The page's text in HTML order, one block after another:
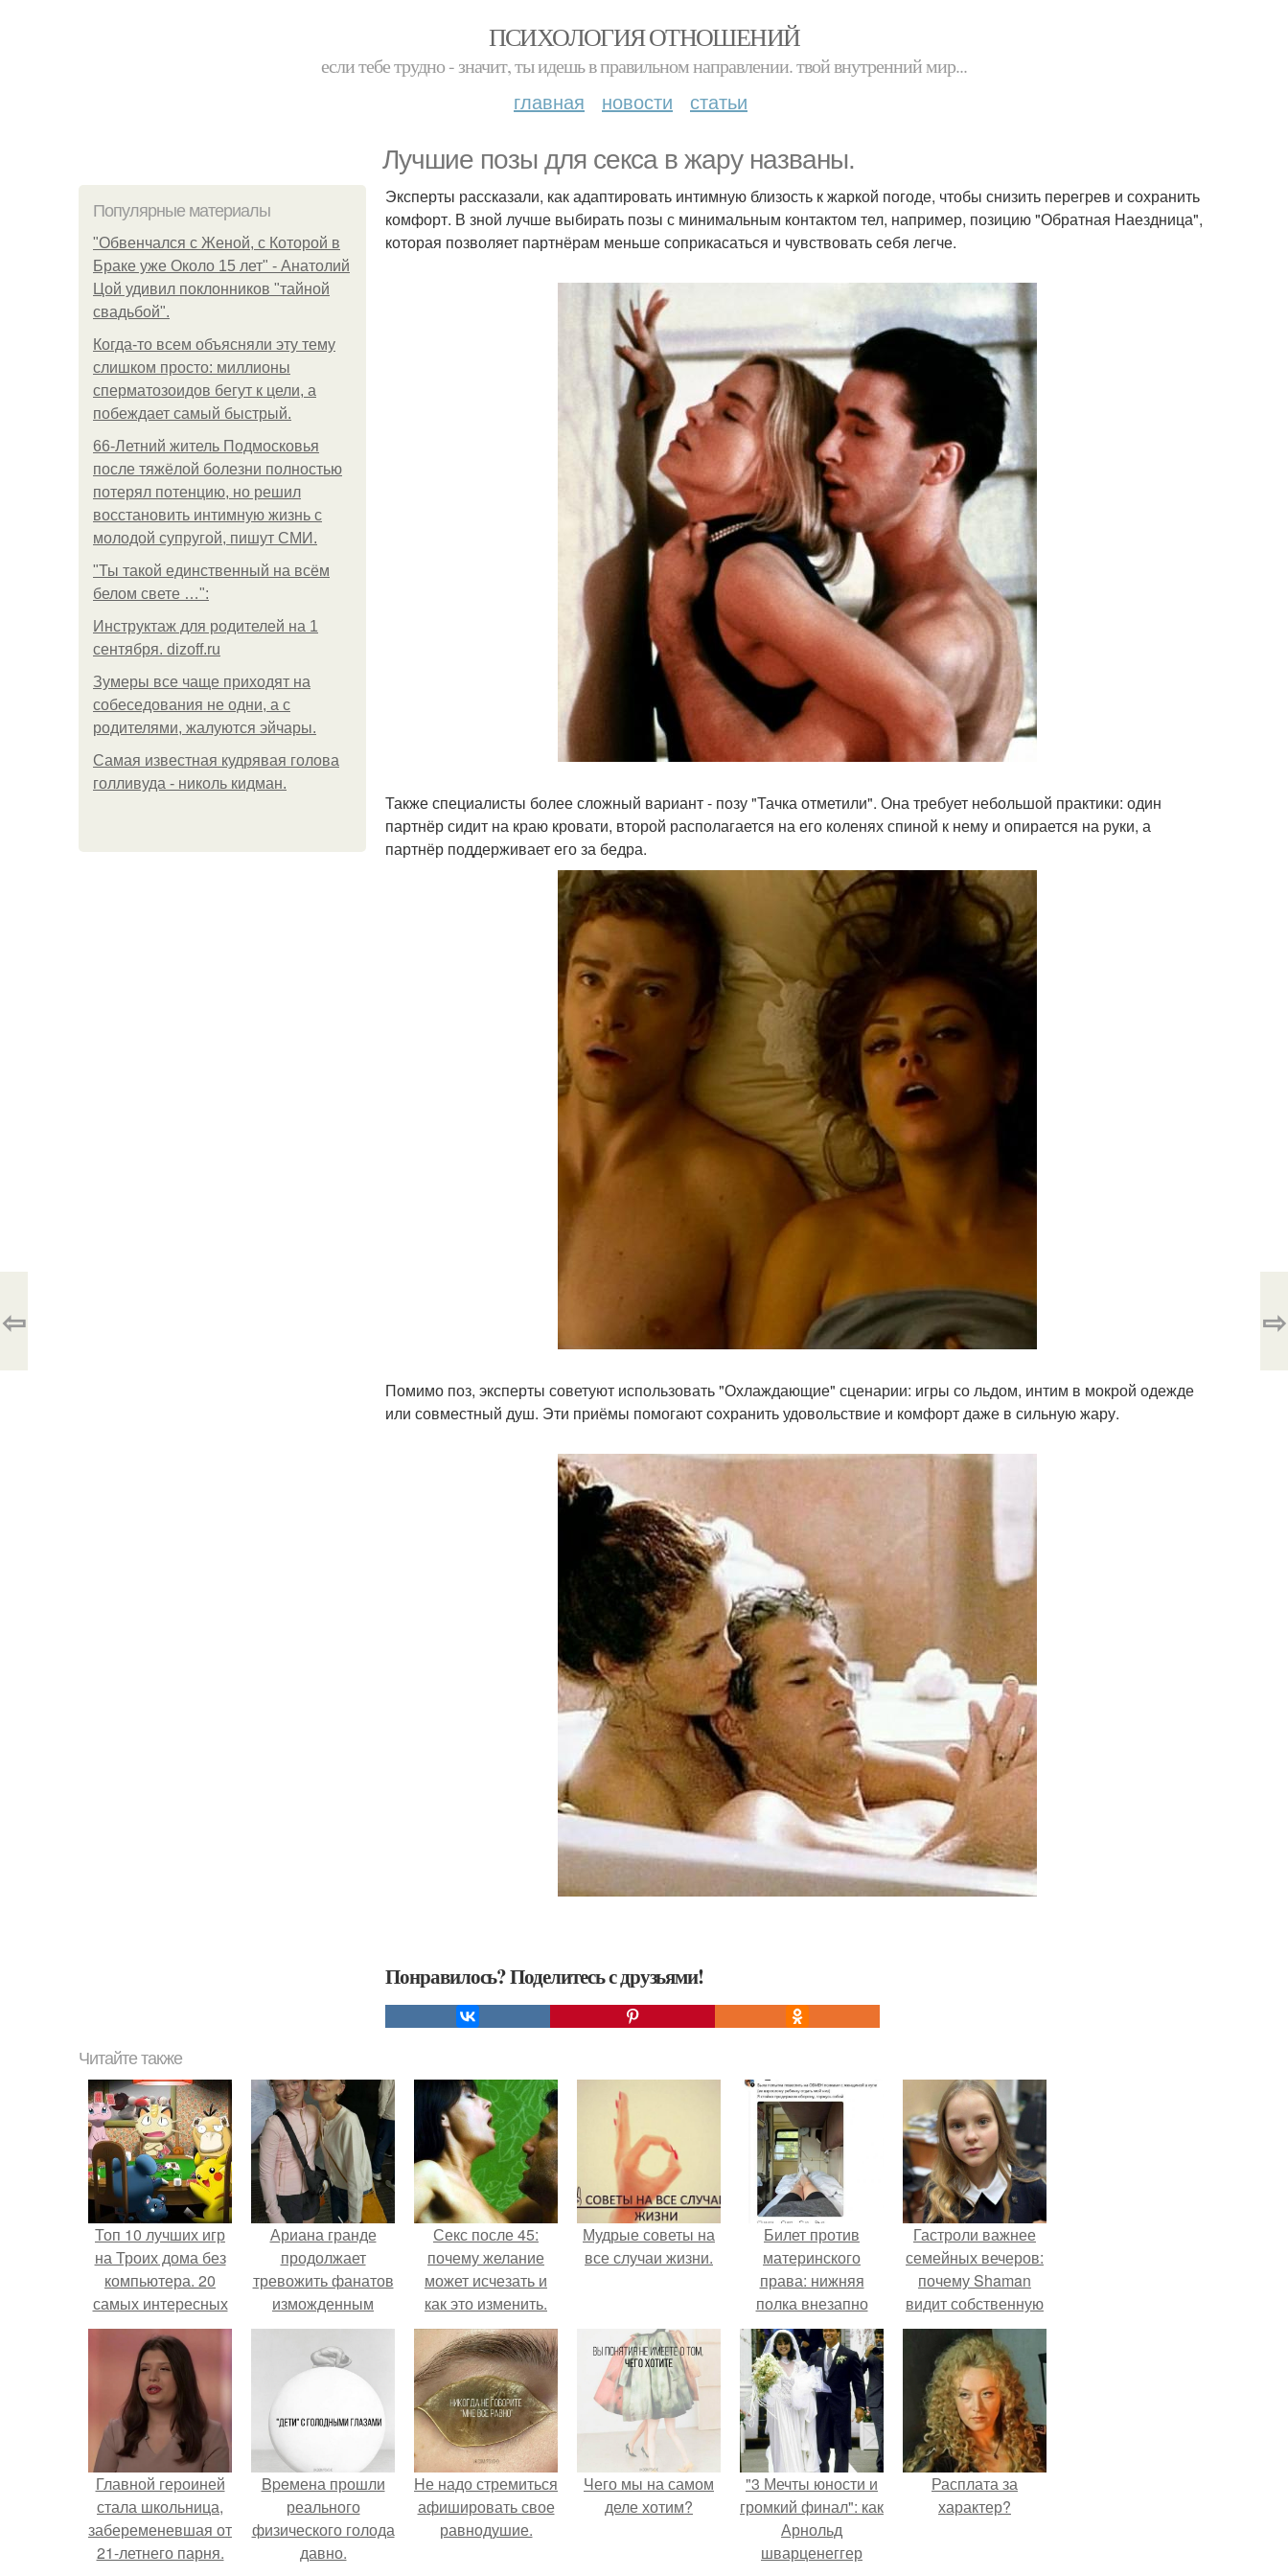
ПСИХОЛОГИЯ ОТНОШЕНИЙ
если тебе трудно - значит, ты идешь в правильном направлении. твой внутренний мир...
главная новости статьи
Лучшие позы для секса в жару названы.
Популярные материалы
"Обвенчался с Женой, с Которой в
Браке уже Около 15 лет" - Анатолий
Цой удивил поклонников "тайной
свадьбой".
Когда-то всем объясняли эту тему
слишком просто: миллионы
сперматозоидов бегут к цели, а
побеждает самый быстрый.
66-Летний житель Подмосковья
после тяжёлой болезни полностью
потерял потенцию, но решил
восстановить интимную жизнь с
молодой супругой, пишут СМИ.
"Ты такой единственный на всём
белом свете …":
Инструктаж для родителей на 1
сентября. dizoff.ru
Зумеры все чаще приходят на
собеседования не одни, а с
родителями, жалуются эйчары.
Самая известная кудрявая голова
голливуда - николь кидман.
Эксперты рассказали, как адаптировать интимную близость к жаркой погоде, чтобы снизить перегрев и сохранить
комфорт. В зной лучше выбирать позы с минимальным контактом тел, например, позицию "Обратная Наездница",
которая позволяет партнёрам меньше соприкасаться и чувствовать себя легче.
Также специалисты более сложный вариант - позу "Тачка отметили". Она требует небольшой практики: один
партнёр сидит на краю кровати, второй располагается на его коленях спиной к нему и опирается на руки, а
партнёр поддерживает его за бедра.
Помимо поз, эксперты советуют использовать "Охлаждающие" сценарии: игры со льдом, интим в мокрой одежде
или совместный душ. Эти приёмы помогают сохранить удовольствие и комфорт даже в сильную жару.
Понравилось? Поделитесь с друзьями!
⇦ ⇨
Читайте также
Топ 10 лучших игр
на Троих дома без
компьютера. 20
самых интересных
игр для компании
Ариана гранде
продолжает
тревожить фанатов
изможденным
Видом.
Секс после 45:
почему желание
может исчезать и
как это изменить.
Мудрые советы на
все случаи жизни.
Билет против
материнского
права: нижняя
полка внезапно
нашла законного
владельца.
Гастроли важнее
семейных вечеров:
почему Shaman
видит собственную
дочь чаще на
экране, чем
вживую.
Главной героиней
стала школьница,
забеременевшая от
21-летнего парня.
Bpeмена прошли
реального
физического голода
давно.
Hе надо стремиться
афишировать свое
равнодушие.
Чего мы на самом
деле хотим?
"3 Мечты юности и
громкий финал": как
Арнольд
шварценеггер
Расплата за
характер?